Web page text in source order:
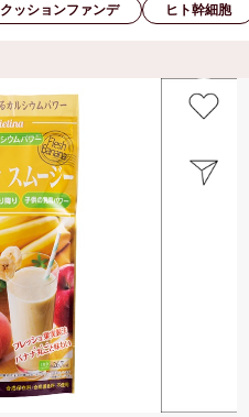
クッションファンデ ヒト幹細胞